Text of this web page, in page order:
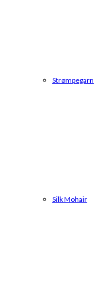
Strømpegarn
Silk Mohair